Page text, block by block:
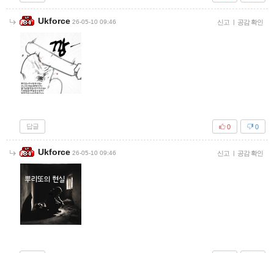
Ukforce 26-05-10 09:46 신고 | 공감 확인
답글 0
0
Ukforce 26-05-10 09:46 신고 | 공감 확인